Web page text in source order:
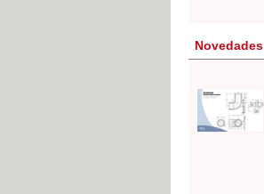
Novedades